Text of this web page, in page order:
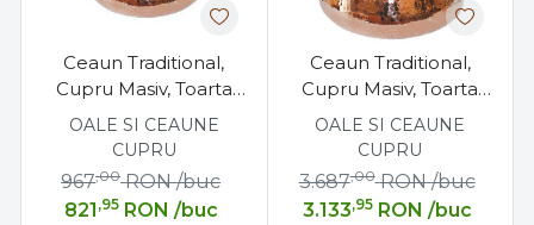
Ceaun Traditional,
Cupru Masiv, Toarta
Fier Forjat, 10 Litri
OALE SI CEAUNE
CUPRU
821 ,95 RON /buc
967,00 RON /buc
Ceaun Traditional,
Cupru Masiv, Toarta
Fier Forjat, 100 Litri
OALE SI CEAUNE
CUPRU
3.133,95 RON /buc
3.687,00 RON /buc